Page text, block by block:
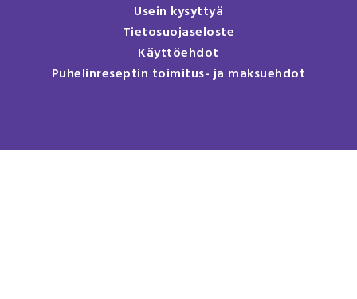
Usein kysyttyä
Tietosuojaseloste
Käyttöehdot
Puhelinreseptin toimitus- ja maksuehdot